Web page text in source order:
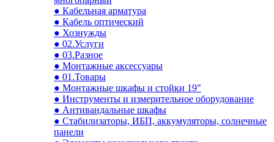
● Кабельная арматура
● Кабель оптический
● Хознужды
● 02.Услуги
● 03.Разное
● Монтажные аксессуары
● 01.Товары
● Монтажные шкафы и стойки 19"
● Инструменты и измерительное оборудование
● Антивандальные шкафы
● Стабилизаторы, ИБП, аккумуляторы, солнечные
панели